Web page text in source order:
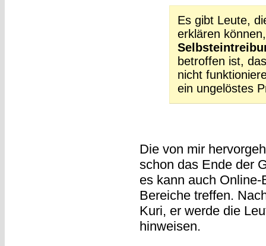
Es gibt Leute,
erklären
betroffen ist,
nicht
ein ungelöstes
Die von mir
schon das Ende der
es kann auch
Bereiche treffen.
Kuri, er werde die
hinweisen.